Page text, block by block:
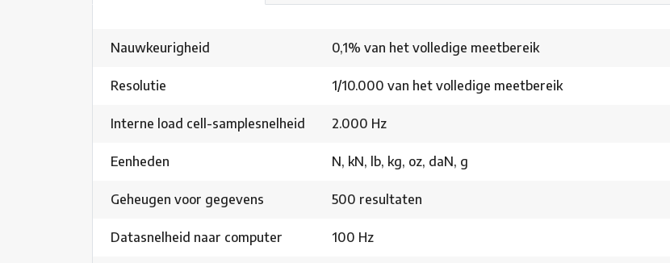
Nauwkeurigheid 0,1% van het volledige meetbereik
Resolutie 1/10.000 van het volledige meetbereik
Interne load cell-samplesnelheid 2.000 Hz
Eenheden N, kN, lb, kg, oz, daN, g
Geheugen voor gegevens 500 resultaten
Datasnelheid naar computer 100 Hz